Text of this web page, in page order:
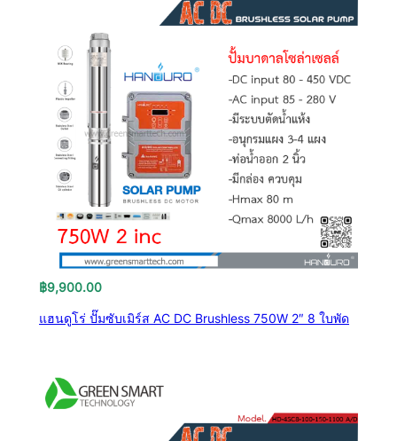
฿9,900.00
แฮนดูโร่ ปั๊มซับเมิร์ส AC DC Brushless 750W 2″ 8 ใบพัด